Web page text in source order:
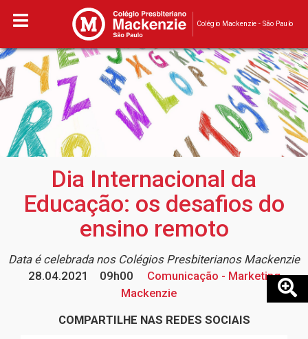
Colégio Mackenzie - São Paulo
Dia Internacional da
Educação: os desafios do
ensino remoto
Data é celebrada nos Colégios Presbiterianos Mackenzie
28.04.2021
09h00
Comunicação - Marketing
Mackenzie
COMPARTILHE NAS REDES SOCIAIS